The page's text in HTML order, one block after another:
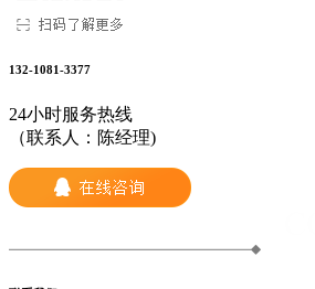
132-1081-3377
24小时服务热线
（联系人：陈经理)